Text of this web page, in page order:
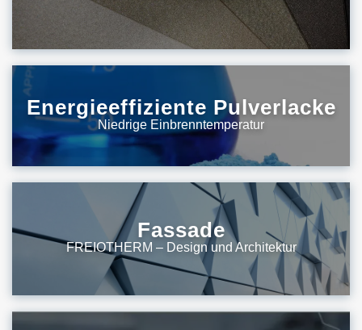
Energieeffiziente Pulverlacke
Niedrige Einbrenntemperatur
Fassade
FREIOTHERM – Design und Architektur